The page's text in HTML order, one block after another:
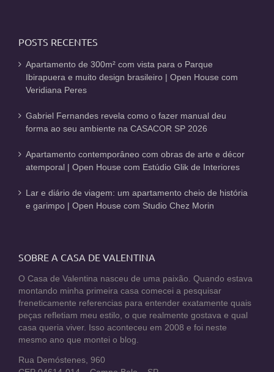
POSTS RECENTES
Apartamento de 300m² com vista para o Parque
Ibirapuera e muito design brasileiro | Open House com
Veridiana Peres
Gabriel Fernandes revela como o fazer manual deu
forma ao seu ambiente na CASACOR SP 2026
Apartamento contemporâneo com obras de arte e décor
atemporal | Open House com Estúdio Glik de Interiores
Lar e diário de viagem: um apartamento cheio de história
e garimpo | Open House com Studio Chez Morin
SOBRE A CASA DE VALENTINA
O Casa de Valentina nasceu de uma paixão. Quando estava
montando minha primeira casa comecei a pesquisar
freneticamente referencias para entender exatamente quais
peças refletiam meu estilo, o que realmente gostava e qual
casa queria viver. Isso aconteceu em 2008 e foi neste
mesmo ano que montei o blog.
Rua Demóstenes, 960